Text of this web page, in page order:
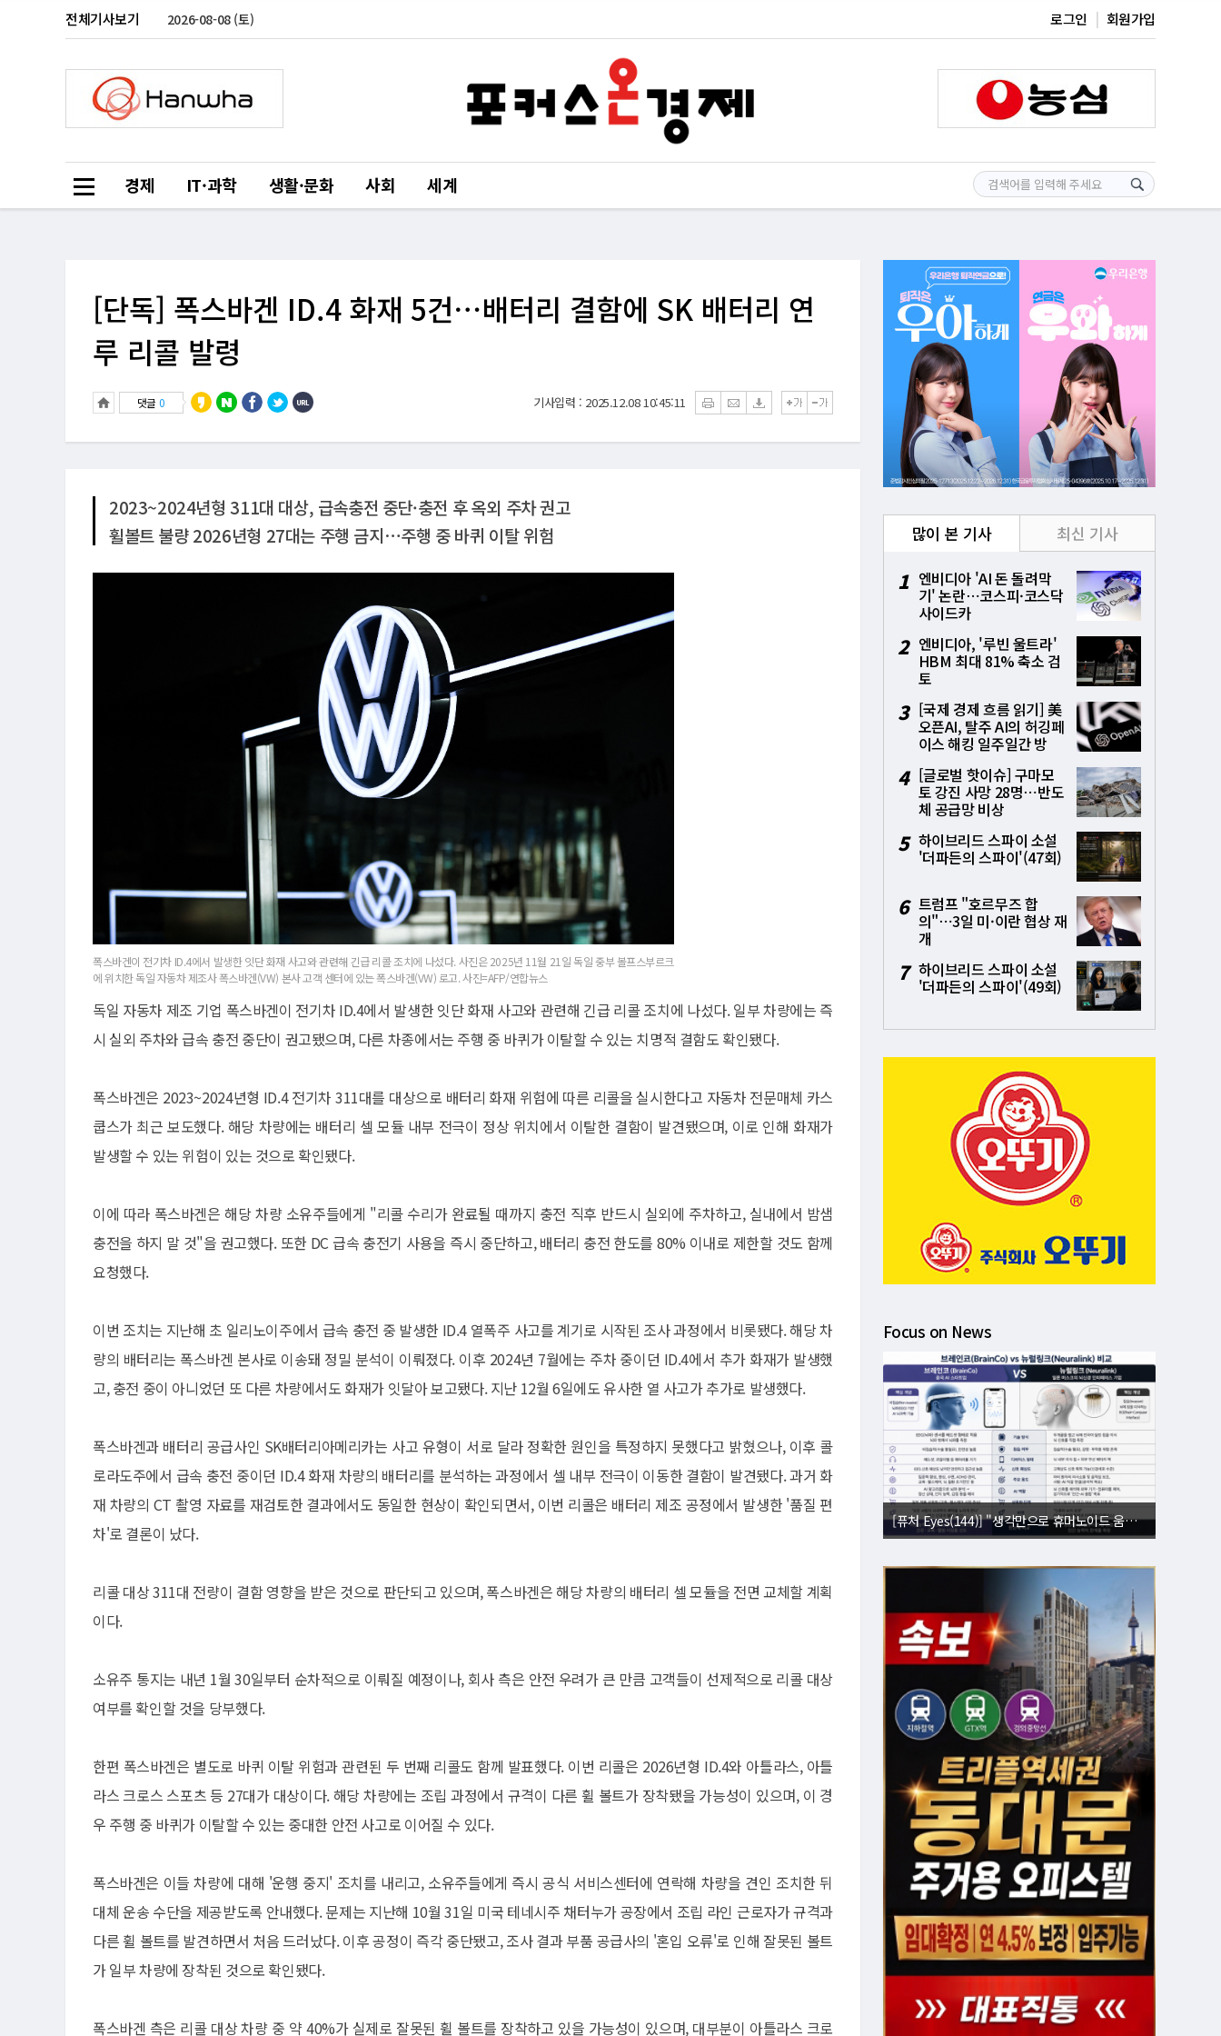
전체기사보기 2026-08-08 (토) 로그인 회원가입
경제 IT·과학 생활·문화 사회 세계
[단독] 폭스바겐 ID.4 화재 5건⋯배터리 결함에 SK 배터리 연
루 리콜 발령
댓글 0 기사입력 : 2025.12.08 10:45:11
2023~2024년형 311대 대상, 급속충전 중단·충전 후 옥외 주차 권고
휠볼트 불량 2026년형 27대는 주행 금지⋯주행 중 바퀴 이탈 위험
폭스바겐이 전기차 ID.4에서 발생한 잇단 화재 사고와 관련해 긴급 리콜 조치에 나섰다. 사진은 2025년 11월 21일 독일 중부 볼프스부르크
에 위치한 독일 자동차 제조사 폭스바겐(VW) 본사 고객 센터에 있는 폭스바겐(VW) 로고. 사진=AFP/연합뉴스
독일 자동차 제조 기업 폭스바겐이 전기차 ID.4에서 발생한 잇단 화재 사고와 관련해 긴급 리콜 조치에 나섰다. 일부 차량에는 즉
시 실외 주차와 급속 충전 중단이 권고됐으며, 다른 차종에서는 주행 중 바퀴가 이탈할 수 있는 치명적 결함도 확인됐다.
폭스바겐은 2023~2024년형 ID.4 전기차 311대를 대상으로 배터리 화재 위험에 따른 리콜을 실시한다고 자동차 전문매체 카스
쿱스가 최근 보도했다. 해당 차량에는 배터리 셀 모듈 내부 전극이 정상 위치에서 이탈한 결함이 발견됐으며, 이로 인해 화재가
발생할 수 있는 위험이 있는 것으로 확인됐다.
이에 따라 폭스바겐은 해당 차량 소유주들에게 "리콜 수리가 완료될 때까지 충전 직후 반드시 실외에 주차하고, 실내에서 밤샘
충전을 하지 말 것"을 권고했다. 또한 DC 급속 충전기 사용을 즉시 중단하고, 배터리 충전 한도를 80% 이내로 제한할 것도 함께
요청했다.
이번 조치는 지난해 초 일리노이주에서 급속 충전 중 발생한 ID.4 열폭주 사고를 계기로 시작된 조사 과정에서 비롯됐다. 해당 차
량의 배터리는 폭스바겐 본사로 이송돼 정밀 분석이 이뤄졌다. 이후 2024년 7월에는 주차 중이던 ID.4에서 추가 화재가 발생했
고, 충전 중이 아니었던 또 다른 차량에서도 화재가 잇달아 보고됐다. 지난 12월 6일에도 유사한 열 사고가 추가로 발생했다.
폭스바겐과 배터리 공급사인 SK배터리아메리카는 사고 유형이 서로 달라 정확한 원인을 특정하지 못했다고 밝혔으나, 이후 콜
로라도주에서 급속 충전 중이던 ID.4 화재 차량의 배터리를 분석하는 과정에서 셀 내부 전극이 이동한 결함이 발견됐다. 과거 화
재 차량의 CT 촬영 자료를 재검토한 결과에서도 동일한 현상이 확인되면서, 이번 리콜은 배터리 제조 공정에서 발생한 '품질 편
차'로 결론이 났다.
리콜 대상 311대 전량이 결함 영향을 받은 것으로 판단되고 있으며, 폭스바겐은 해당 차량의 배터리 셀 모듈을 전면 교체할 계획
이다.
소유주 통지는 내년 1월 30일부터 순차적으로 이뤄질 예정이나, 회사 측은 안전 우려가 큰 만큼 고객들이 선제적으로 리콜 대상
여부를 확인할 것을 당부했다.
한편 폭스바겐은 별도로 바퀴 이탈 위험과 관련된 두 번째 리콜도 함께 발표했다. 이번 리콜은 2026년형 ID.4와 아틀라스, 아틀
라스 크로스 스포츠 등 27대가 대상이다. 해당 차량에는 조립 과정에서 규격이 다른 휠 볼트가 장착됐을 가능성이 있으며, 이 경
우 주행 중 바퀴가 이탈할 수 있는 중대한 안전 사고로 이어질 수 있다.
폭스바겐은 이들 차량에 대해 '운행 중지' 조치를 내리고, 소유주들에게 즉시 공식 서비스센터에 연락해 차량을 견인 조치한 뒤
대체 운송 수단을 제공받도록 안내했다. 문제는 지난해 10월 31일 미국 테네시주 채터누가 공장에서 조립 라인 근로자가 규격과
다른 휠 볼트를 발견하면서 처음 드러났다. 이후 공정이 즉각 중단됐고, 조사 결과 부품 공급사의 '혼입 오류'로 인해 잘못된 볼트
가 일부 차량에 장착된 것으로 확인됐다.
폭스바겐 측은 리콜 대상 차량 중 약 40%가 실제로 잘못된 휠 볼트를 장착하고 있을 가능성이 있으며, 대부분이 아틀라스 크로
많이 본 기사 최신 기사
1 엔비디아 'AI 돈 돌려막
기' 논란⋯코스피·코스닥
사이드카
2 엔비디아, '루빈 울트라'
HBM 최대 81% 축소 검
토
3 [국제 경제 흐름 읽기] 美
오픈AI, 탈주 AI의 허깅페
이스 해킹 일주일간 방
4 [글로벌 핫이슈] 구마모
토 강진 사망 28명⋯반도
체 공급망 비상
5 하이브리드 스파이 소설
'더파든의 스파이'(47회)
6 트럼프 "호르무즈 합
의"⋯3일 미·이란 협상 재
개
7 하이브리드 스파이 소설
'더파든의 스파이'(49회)
Focus on News
[퓨처 Eyes(144)] "생각만으로 휴머노이드 움직인다"⋯뇌 내적 설계도 복제